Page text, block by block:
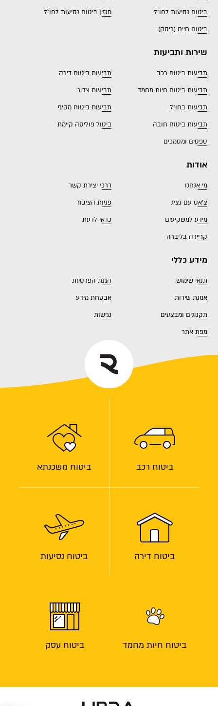
ביטוח רכב ביטוח משכנתא
ביטוח דירה ביטוח נסיעות
ביטוח חיות מחמד ביטוח עסק
ביטוח נסיעות לחו"ל
מגזין ביטוח נסיעות לחו"ל
ביטוח חיים (ריסק)
שירות ותביעות
תביעות ביטוח רכב
תביעות ביטוח דירה
תביעות ביטוח חיות מחמד
תביעות צד ג'
תביעות בחו"ל
תביעות ביטוח מקיף
תביעות ביטוח חובה
ביטול פוליסה קיימת
טפסים ומסמכים
אודות
מי אנחנו
דרכי יצירת קשר
צ'אט עם נציג
פניות הציבור
מידע למשקיעים
כדאי לדעת
קריירה בליברה
מידע כללי
תנאי שימוש
הגנת הפרטיות
אמנת שירות
אבטחת מידע
תקנונים ומבצעים
נגישות
מפת אתר